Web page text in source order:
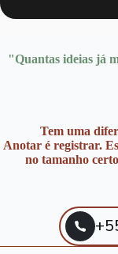
"Quantas ideias já
Tem uma
Anotar é registrar.
no tamanho